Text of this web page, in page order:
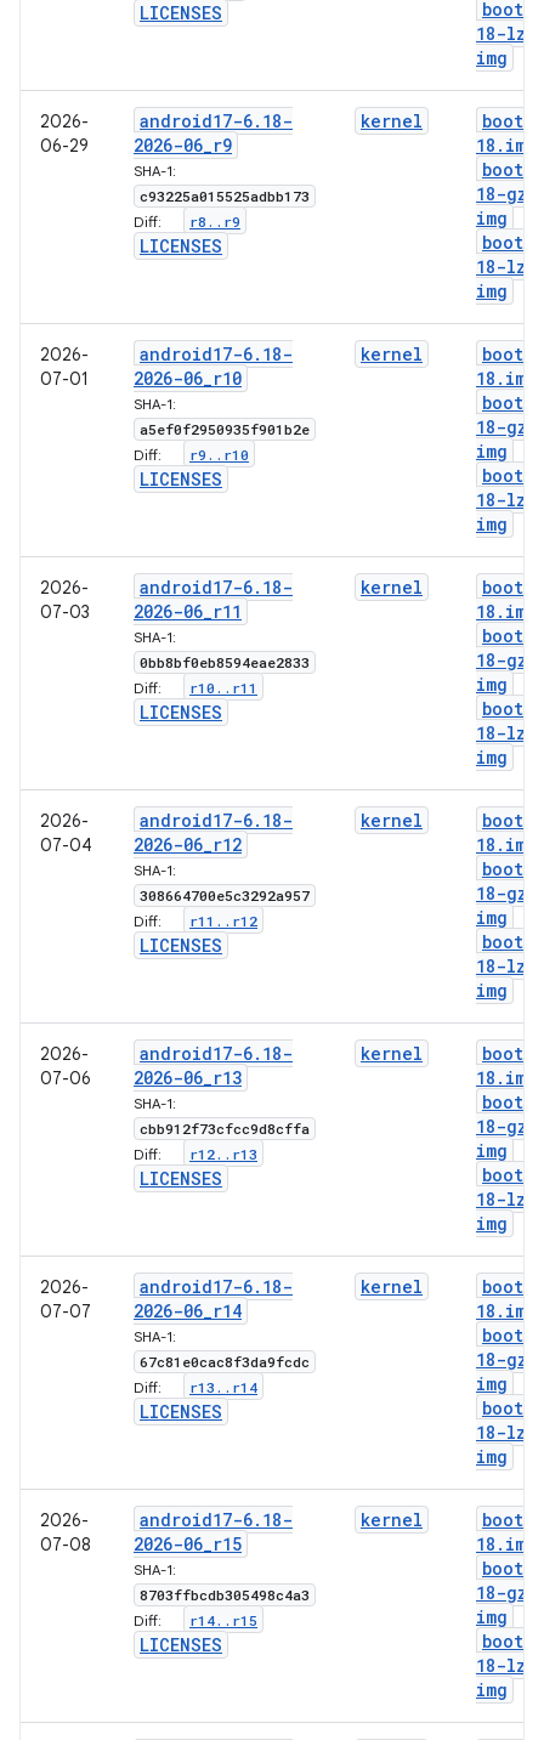
LICENSES
boot-6
18-lz4
img
2026-
06-29
android17-6. 18-
2026-06_r9
SHA-1:
c93225a015525adbb173
Diff: r8 . . r9
LICENSES
kernel
boot-6
18 . img
boot-6
18-gz
img
boot-6
18-lz4
img
2026-
07-01
android17-6. 18-
2026-06_r10
SHA-1:
a5ef0f2950935f901b2e
Diff: r9 . . r10
LICENSES
kernel
boot-6
18 . img
boot-6
18-gz
img
boot-6
18-lz4
img
2026-
07-03
android17-6. 18-
2026-06_r11
SHA-1:
0bb8bf0eb8594eae2833
Diff: r10 . . r11
LICENSES
kernel
boot-6
18 . img
boot-6
18-gz
img
boot-6
18-lz4
img
2026-
07-04
android17-6. 18-
2026-06_r12
SHA-1:
308664700e5c3292a957
Diff: r11 . . r12
LICENSES
kernel
boot-6
18 . img
boot-6
18-gz
img
boot-6
18-lz4
img
2026-
07-06
android17-6. 18-
2026-06_r13
SHA-1:
cbb912f73cfcc9d8cffa
Diff: r12. . r13
LICENSES
kernel
boot-6
18 . img
boot-6
18-gz
img
boot-6
18-lz4
img
2026-
07-07
android17-6. 18-
2026-06_r14
SHA-1:
67c81e0cac8f3da9fcdc
Diff: r13 . . r14
LICENSES
kernel
boot-6
18 . img
boot-6
18-gz
img
boot-6
18-lz4
img
2026-
07-08
android17-6. 18-
2026-06_r15
SHA-1:
8703ffbcdb305498c4a3
Diff: r14. . r15
LICENSES
kernel
boot-6
18 . img
boot-6
18-gz
img
boot-6
18-lz4
img